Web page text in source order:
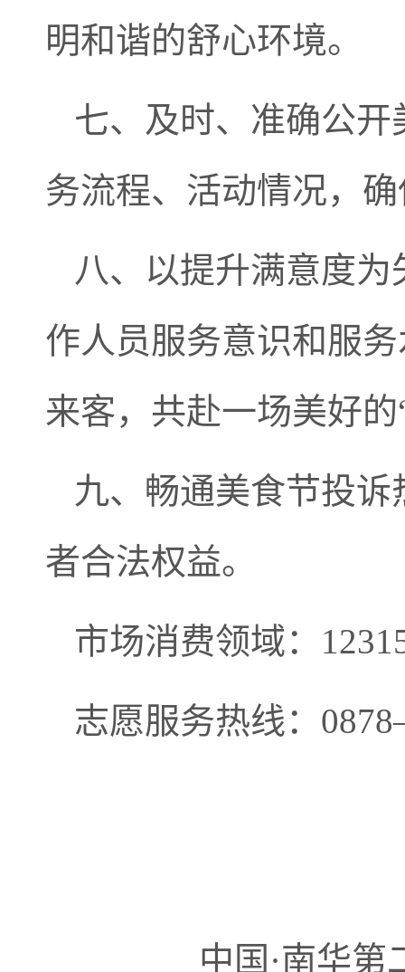
明和谐的舒心环境。
七、及时、准确公
务流程、活动情况，
八、以提升满意度
作人员服务意识和服
来客，共赴一场美好
九、畅通美食节投
者合法权益。
市场消费领域：
志愿服务热线：
中国·南华